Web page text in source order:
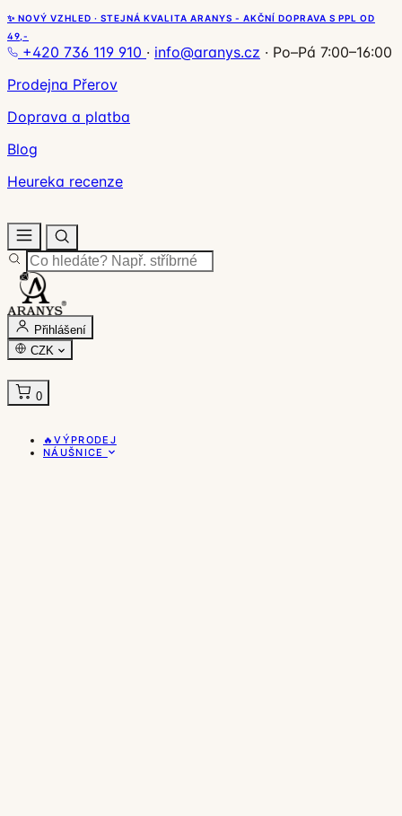
✨ NOVÝ VZHLED · STEJNÁ KVALITA ARANYS - AKČNÍ DOPRAVA S PPL OD
49,-
+420 736 119 910 · info@aranys.cz · Po–Pá 7:00–16:00
Prodejna Přerov
Doprava a platba
Blog
Heureka recenze
Přihlášení
CZK
0
🔥VÝPRODEJ
NÁUŠNICE